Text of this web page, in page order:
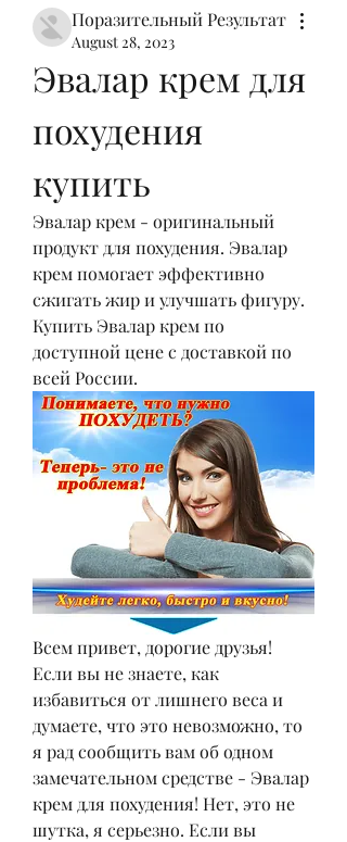
Поразительный Результат
August 28, 2023
Эвалар крем для
похудения
купить
Эвалар крем - оригинальный
продукт для похудения. Эвалар
крем помогает эффективно
сжигать жир и улучшать фигуру.
Купить Эвалар крем по
доступной цене с доставкой по
всей России.
Всем привет, дорогие друзья!
Если вы не знаете, как
избавиться от лишнего веса и
думаете, что это невозможно, то
я рад сообщить вам об одном
замечательном средстве - Эвалар
крем для похудения! Нет, это не
шутка, я серьезно. Если вы